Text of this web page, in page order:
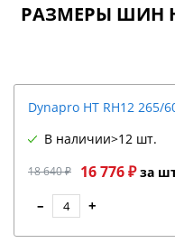
РАЗМЕРЫ ШИН
Dynapro HT RH12 265/
18 640 ₽ 16 776 ₽за
В наличии>12 шт.
– +